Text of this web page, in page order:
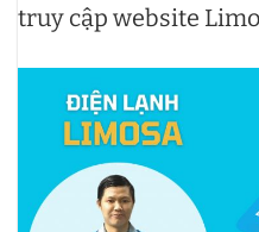
truy cập website